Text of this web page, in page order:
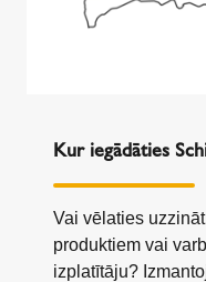
Kur iegādāties
Vai vēlaties
produktiem vai
izplatītāju?